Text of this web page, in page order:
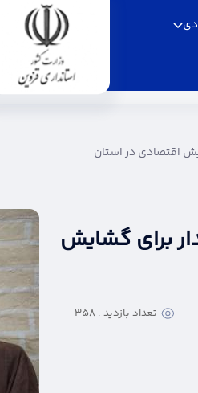
در استان - استانداری
اقتصادی در استان
برای گشایش
تعداد بازدید : 358